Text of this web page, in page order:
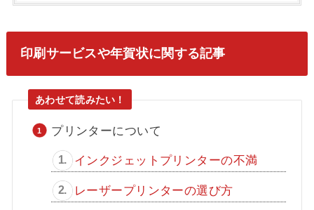
印刷サービスや年賀状に関する記事
プリンターについて
インクジェットプリンターの不満
レーザープリンターの選び方